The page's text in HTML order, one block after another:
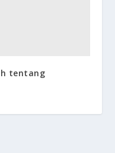
tentang